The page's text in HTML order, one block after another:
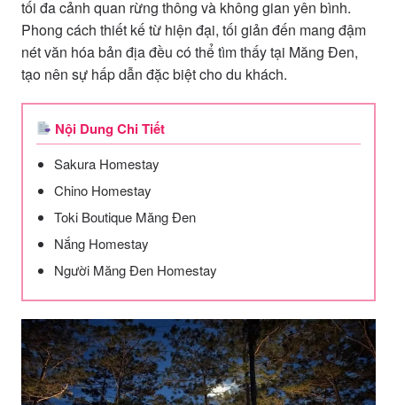
tối đa cảnh quan rừng thông và không gian yên bình.
Phong cách thiết kế từ hiện đại, tối giản đến mang đậm
nét văn hóa bản địa đều có thể tìm thấy tại Măng Đen,
tạo nên sự hấp dẫn đặc biệt cho du khách.
Nội Dung Chi Tiết
Sakura Homestay
Chino Homestay
Toki Boutique Măng Đen
Nắng Homestay
Người Măng Đen Homestay